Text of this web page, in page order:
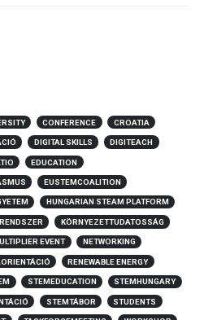
CONFERENCE CROATIA
DIGITAL SKILLS DIGITEACH
EDUCATION
EUSTEMCOALITION
HUNGARIAN STEAM PLATFORM
KÖRNYEZETTUDATOSSÁG
EVENT NETWORKING
RENEWABLE ENERGY
STEMEDUCATION STEMHUNGARY
STEMTÁBOR STUDENTS